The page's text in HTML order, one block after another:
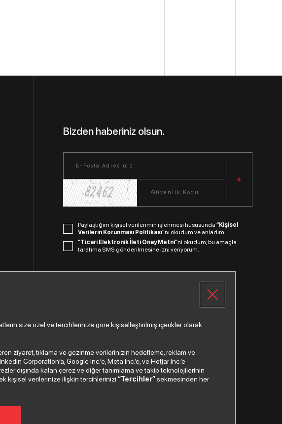
Bizden haberiniz olsun.
Paylaştığım kişisel verilerimin işlenmesi hususunda “Kişisel
Verilerin Korunması Politikası”nı okudum ve anladım.
“Ticari Elektronik İleti Onay Metni”ni okudum, bu amaçla
tarafıma SMS gönderilmesine izni veriyorum.
Çağrı Merkezi
0850200 2 888
size özel ve tercihlerinize göre kişiselleştirilmiş içerikler olarak
ziyaret, tıklama ve gezinme verilerinizin hedefleme, reklam ve
Corporation’a, Google Inc.’e, Meta Inc.’e, ve Hotjar Inc.’e
dışında kalan çerez ve diğer tanımlama ve takip teknolojilerinin
kişisel verilerinize ilişkin tercihlerinizi“Tercihler”sekmesinden her